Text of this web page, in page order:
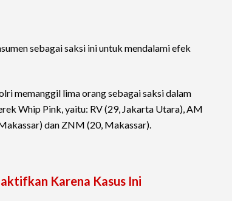
sebagai saksi ini untuk mendalami efek
memanggil lima orang sebagai saksi dalam
Whip Pink, yaitu: RV (29, Jakarta Utara), AM
dan ZNM (20, Makassar).
Karena Kasus Ini